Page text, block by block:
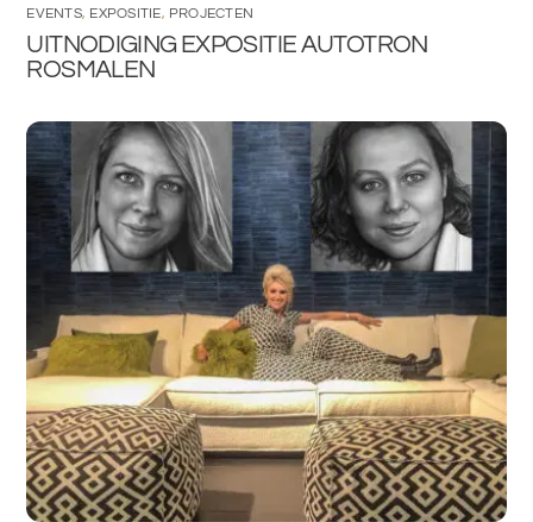
EVENTS, EXPOSITIE, PROJECTEN
UITNODIGING EXPOSITIE AUTOTRON
ROSMALEN